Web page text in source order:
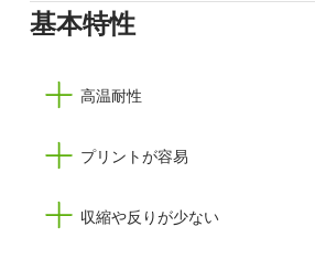
基本特性
高温耐性
プリントが容易
収縮や反りが少ない